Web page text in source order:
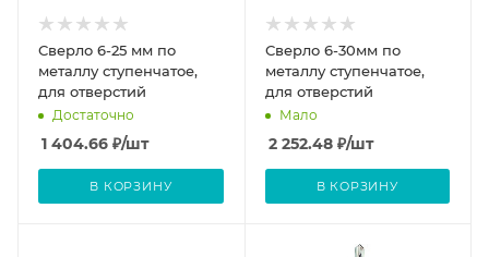
Сверло 6-25 мм по
металлу ступенчатое,
для отверстий
Достаточно
1 404.66 ₽/шт
В КОРЗИНУ
Сверло 6-30мм по
металлу ступенчатое,
для отверстий
Мало
2 252.48₽/шт
В КОРЗИНУ